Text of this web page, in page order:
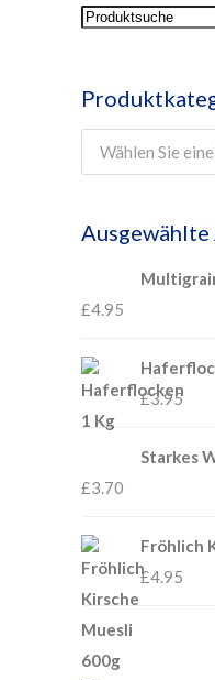
£4.95
£3.95
Starkes
£3.70
Fröhlich
£4.95